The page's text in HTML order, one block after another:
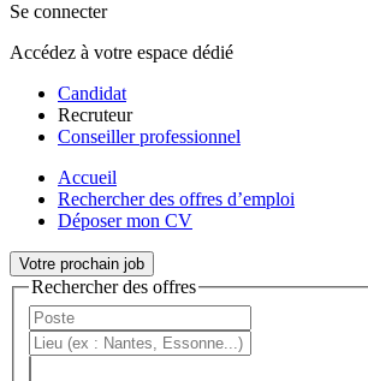
Se connecter
Accédez à votre espace dédié
Candidat
Recruteur
Conseiller professionnel
Accueil
Rechercher des offres d’emploi
Déposer mon CV
Votre prochain job
Rechercher des offres